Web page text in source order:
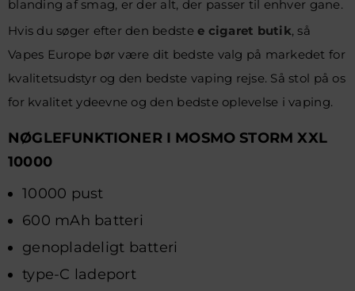
blanding af smag, er der alt, der passer til enhver gane.
Hvis du søger efter den bedstee cigaret butik, så
Vapes Europe bør være dit bedste valg på markedet for
kvalitetsudstyr og den bedste vaping rejse. Så stol på os
for kvalitet ydeevne og den bedste oplevelse i vaping.
NØGLEFUNKTIONER I MOSMO STORM XXL
10000
10000 pust
600 mAh batteri
genopladeligt batteri
type-C ladeport